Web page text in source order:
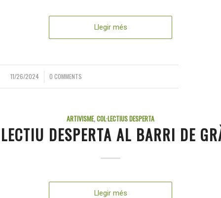
Llegir més
11/26/2024
/ 0 COMMENTS
ARTIVISME,COL·LECTIUS DESPERTA
DESPERTA AL BARRI DE
Llegir més